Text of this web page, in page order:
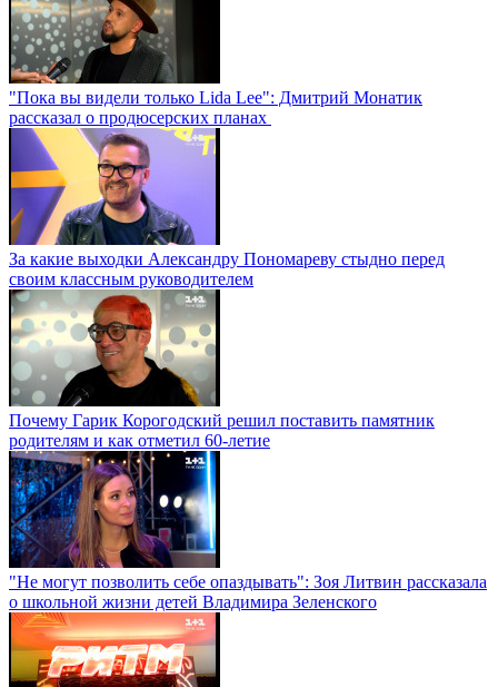
"Пока вы видели только Lida Lee": Дмитрий Монатик
рассказал о продюсерских планах
За какие выходки Александру Пономареву стыдно перед
своим классным руководителем
Почему Гарик Корогодский решил поставить памятник
родителям и как отметил 60-летие
"Не могут позволить себе опаздывать": Зоя Литвин рассказала
о школьной жизни детей Владимира Зеленского